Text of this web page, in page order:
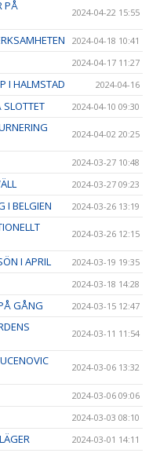
PÅ
2024-04-22 15:55
2024-04-18 10:41
2024-04-17 11:27
I HALMSTAD 2024-04-16
SLOTTET 2024-04-10 09:30
2024-04-02 20:25
2024-03-27 10:48
2024-03-27 09:23
I BELGIEN 2024-03-26 13:19
2024-03-26 12:15
I APRIL 2024-03-19 19:35
2024-03-18 14:28
GÅNG 2024-03-15 12:47
2024-03-11 11:54
2024-03-06 13:32
2024-03-06 09:06
2024-03-03 08:10
2024-03-01 14:11